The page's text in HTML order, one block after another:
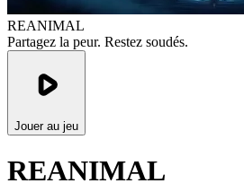
REANIMAL
Partagez la peur. Restez soudés.
Jouer au jeu
REANIMAL